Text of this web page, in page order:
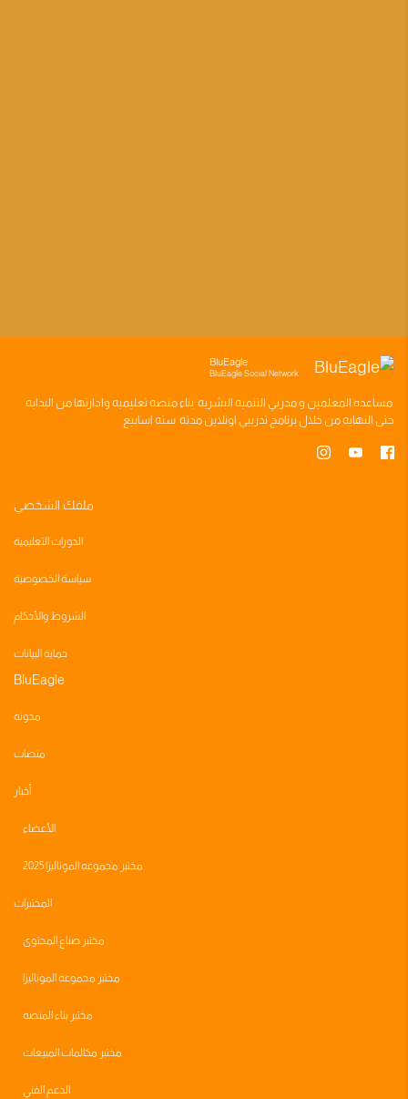
BluEagle
BluEagle Social Network
مساعده المعلمين ومدربي التنميه البشريه بناءمنصه تعليميه وادارتها من البدايه
حتى النهايه من خلال برنامج تدريبي اونلاين مدته سته اسابيع
ملفك الشخصي
الدورات التعليمية
سياسة الخصوصية
الشروط والأحكام
حماية البيانات
BluEagle
مدونه
منصات
أخبار
الأعضاء
مختبر مجموعه الموناليزا 2025
المختبرات
مختبر صناع المحتوى
مختبر مجموعه الموناليزا
مختبر بناء المنصه
مختبر مكالمات المبيعات
الدعم الفني